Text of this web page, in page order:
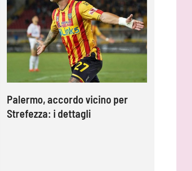
Palermo, accordo vicino per
Strefezza: i dettagli